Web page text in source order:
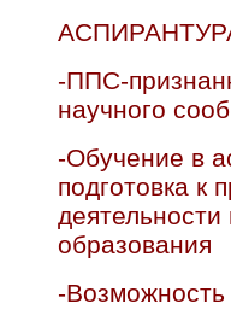
АСПИРАНТУРА
-ППС-
научного
-Обучение в
подготовка к
образования
-Возможность